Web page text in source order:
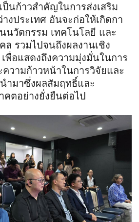
นก้าวสำคัญในการส่งเสริม
งประเทศ อันจะก่อให้เกิดกา
นวัตกรรม เทคโนโลยี และ
รวมไปจนถึงผลงานเชิง
พื่อแสดงถึงความมุ่งมั่นในการ
วามก้าวหน้าในการวิจัยและ
ำมาซึ่งผลสัมฤทธิ์และ
คตอย่างยั่งยืนต่อไป